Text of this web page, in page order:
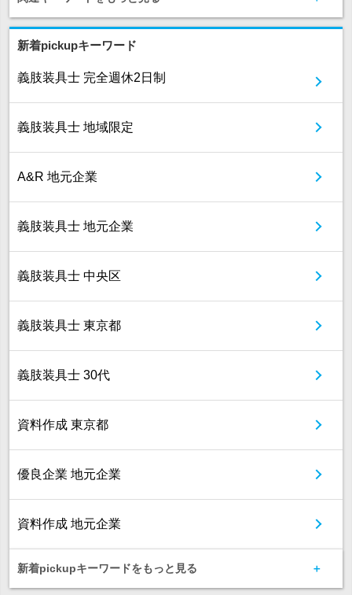
新着pickupキーワード
義肢装具士 完全週休2日制
義肢装具士 地域限定
A&R 地元企業
義肢装具士 地元企業
義肢装具士 中央区
義肢装具士 東京都
義肢装具士 30代
資料作成 東京都
優良企業 地元企業
資料作成 地元企業
新着pickupキーワードをもっと見る